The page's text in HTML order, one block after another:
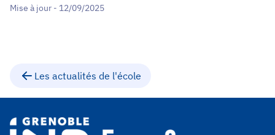
Mise à jour - 12/09/2025
Les actualités de l'école